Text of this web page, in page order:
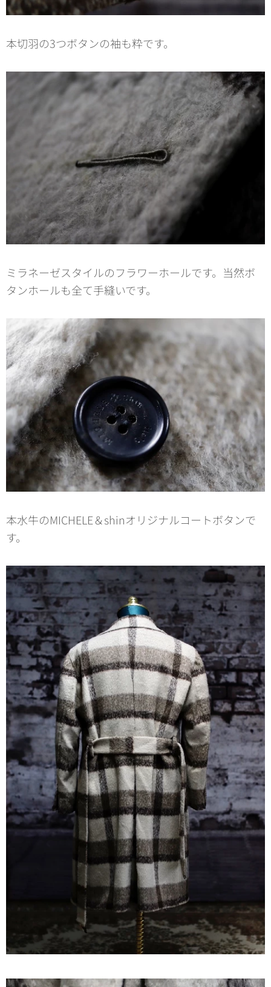
本切羽の3つボタンの袖も粋です。
ミラネーゼスタイルのフラワーホールです。当然ボ
タンホールも全て手縫いです。
本水牛のMICHELE＆shinオリジナルコートボタンで
す。